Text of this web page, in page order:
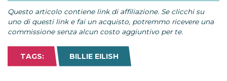
Questo articolo contiene link di affiliazione. Se clicchi su
uno di questi link e fai un acquisto, potremmo ricevere una
commissione senza alcun costo aggiuntivo per te.
TAGS: BILLIE EILISH